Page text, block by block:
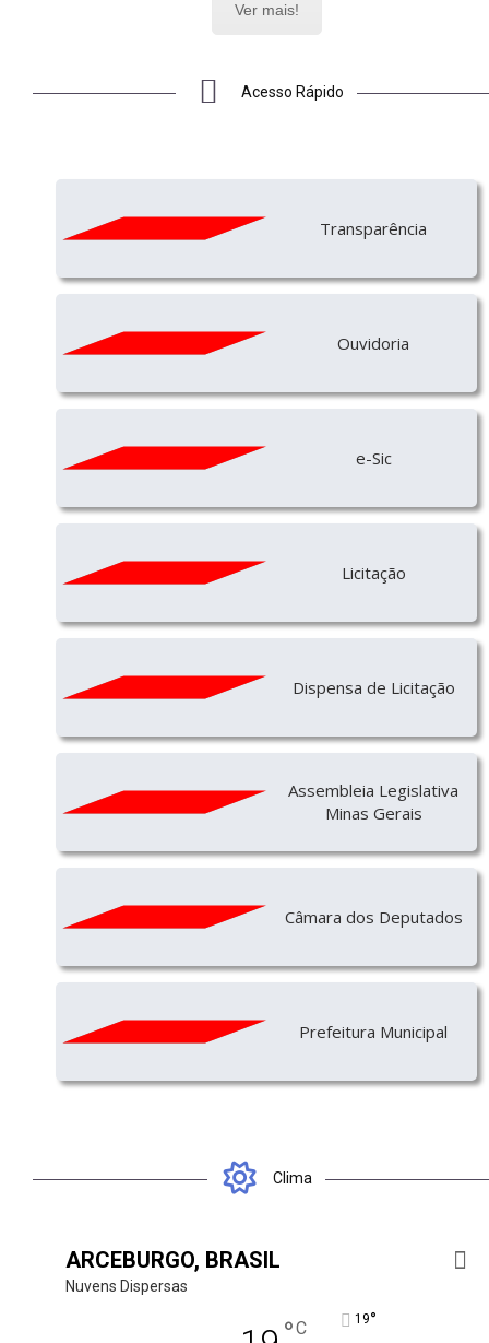
Ver mais!
Acesso Rápido
Transparência
Ouvidoria
e-Sic
Licitação
Dispensa de Licitação
Assembleia Legislativa
Minas Gerais
Câmara dos Deputados
Prefeitura Municipal
Clima
ARCEBURGO, BRASIL
Nuvens Dispersas
°C 19°